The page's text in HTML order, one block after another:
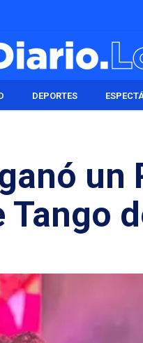
DEPORTES
un